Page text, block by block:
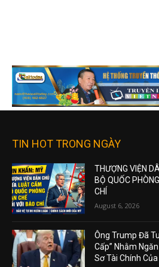
TIN HOT TRONG NGÀY
THƯỢNG VIỆN
BỘ QUỐC
CHÍ
August 6, 2026
Ông Trump Đã
Cấp” Nhằm
Sơ Tài Chính